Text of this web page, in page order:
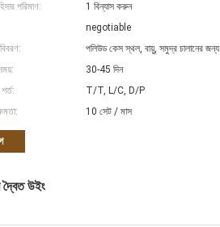
পরিমাণ:
1 বিন্যাস করুন
negotiable
পলিউড কেস স্থল, বায়ু, সমুদ্র চালানের জন্য
30-45 দিন
T/T, L/C, D/P
10 সেট / মাস
উইং